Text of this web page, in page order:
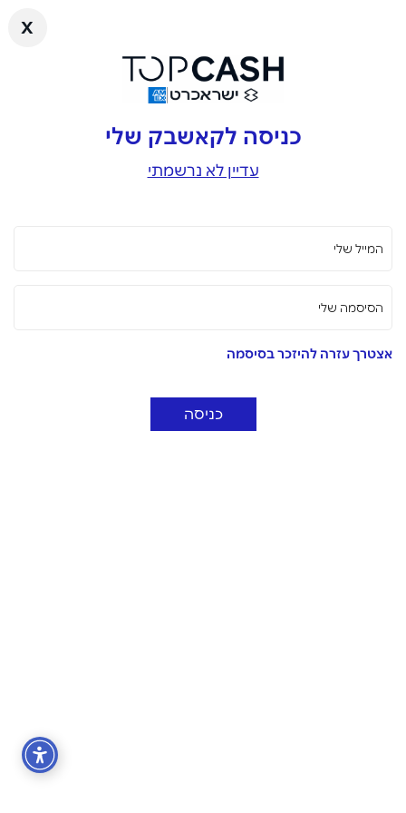
x
כניסה לקאשבק שלי
עדיין לא נרשמתי
המייל שלי
הסיסמה שלי
אצטרך עזרה להיזכר בסיסמה
כניסה